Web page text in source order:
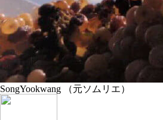
SongYookwang （元ソムリエ）